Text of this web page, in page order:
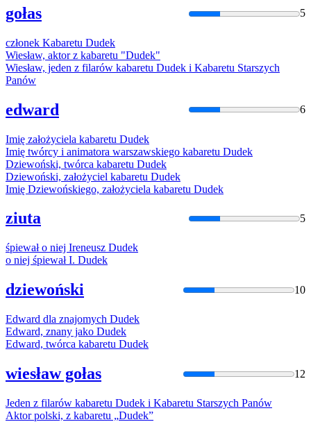
gołas 5
członek Kabaretu Dudek
Wiesław, aktor z kabaretu "Dudek"
Wiesław, jeden z filarów kabaretu Dudek i Kabaretu Starszych
Panów
edward 6
Imię założyciela kabaretu Dudek
Imię twórcy i animatora warszawskiego kabaretu Dudek
Dziewoński, twórca kabaretu Dudek
Dziewoński, założyciel kabaretu Dudek
Imię Dziewońskiego, założyciela kabaretu Dudek
ziuta 5
śpiewał o niej Ireneusz Dudek
o niej śpiewał I. Dudek
dziewoński 10
Edward dla znajomych Dudek
Edward, znany jako Dudek
Edward, twórca kabaretu Dudek
wiesław gołas 12
Jeden z filarów kabaretu Dudek i Kabaretu Starszych Panów
Aktor polski, z kabaretu „Dudek”